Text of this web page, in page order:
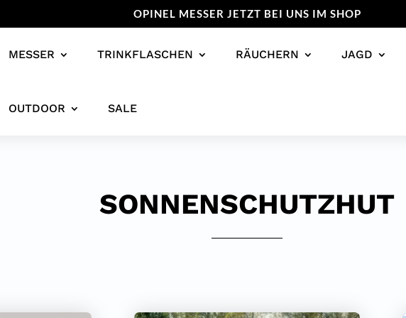
OPINEL MESSER JETZT BEI UNS IM SHOP
MESSER TRINKFLASCHEN RÄUCHERN JAGD
OUTDOOR SALE
SONNENSCHUTZHUT